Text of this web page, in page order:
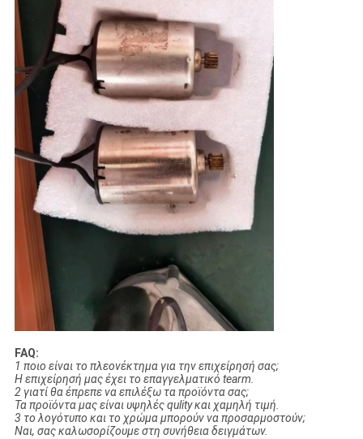
FAQ:
1 ποιο είναι το πλεονέκτημα για την επιχείρησή σας;
Η επιχείρησή μας έχει το επαγγελματικό tearm.
2 γιατί θα έπρεπε να επιλέξω τα προϊόντα σας;
Τα προϊόντα μας είναι υψηλές qulity και χαμηλή τιμή.
3 το λογότυπο και το χρώμα μπορούν να προσαρμοστούν;
Ναι, σας καλωσορίζουμε στη συνήθεια δειγμάτων.